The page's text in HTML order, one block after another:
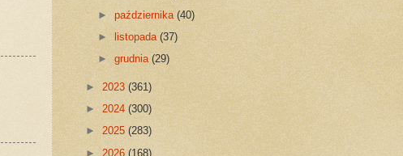
►października(40)
►
listopada(37)
►grudnia(29)
► 2023 (361)
► 2024 (300)
► 2025 (283)
► 2026 (168)